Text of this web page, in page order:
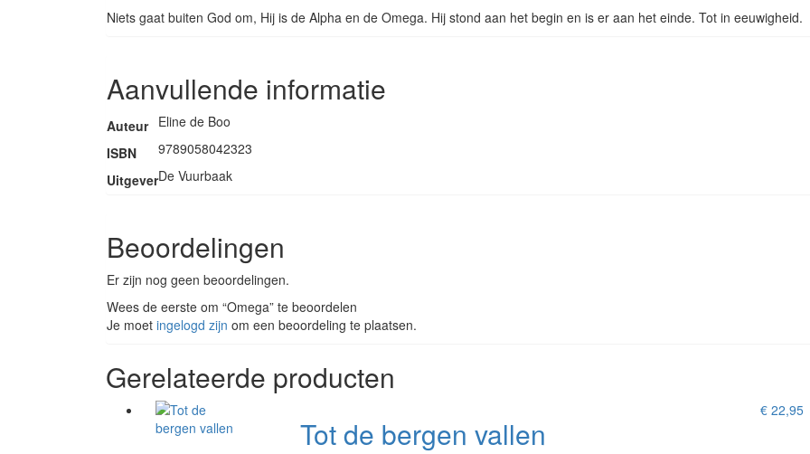
Niets gaat buiten God om, Hij is de Alpha en de Omega. Hij stond aan het begin en is er aan het einde. Tot in eeuwigheid.
Aanvullende informatie
Auteur Eline de Boo
ISBN
9789058042323
UitgeverDe Vuurbaak
Beoordelingen
Er zijn nog geen beoordelingen.
Wees de eerste om “Omega” te beoordelen
Je moet ingelogd zijn om een beoordeling te plaatsen.
Gerelateerde producten
Tot de bergen vallen
€ 22,95